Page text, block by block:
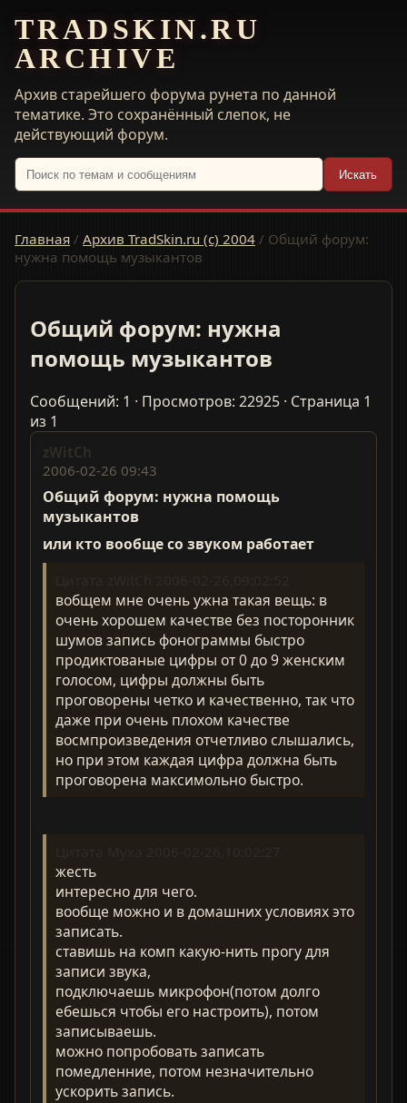
TRADSKIN.RU
ARCHIVE
Архив старейшего форума рунета по данной
тематике. Это сохранённый слепок, не
действующий форум.
Искать
Главная / Архив TradSkin.ru (с) 2004 / Общий форум:
нужна помощь музыкантов
Общий форум: нужна
помощь музыкантов
Сообщений: 1 · Просмотров: 22925 · Страница 1
из 1
zWitCh
2006-02-26 09:43
Общий форум: нужна помощь
музыкантов
или кто вообще со звуком работает
вобщем мне очень ужна такая вещь: в
очень хорошем качестве без посторонник
шумов запись фонограммы быстро
продиктованые цифры от 0 до 9 женским
голосом, цифры должны быть
проговорены четко и качественно, так что
даже при очень плохом качестве
восмпроизведения отчетливо слышались,
но при этом каждая цифра должна быть
проговорена максимольно быстро.
жесть
интересно для чего.
вообще можно и в домашних условиях это
записать.
ставишь на комп какую-нить прогу для
записи звука,
подключаешь микрофон(потом долго
ебешься чтобы его настроить), потом
записываешь.
можно попробовать записать
помедленние, потом незначительно
ускорить запись.